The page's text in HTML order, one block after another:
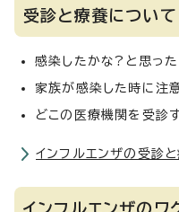
受診と療養について
感染したかな?と思った
家族が感染した時に注
どこの医療機関を受
インフルエンザの受診
インフルエンザのワ